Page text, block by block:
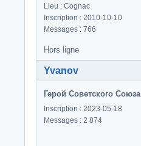
Lieu : Cognac
Inscription : 2010-10-10
Messages : 766
Hors ligne
Yvanov
Герой Советского Союза
Inscription : 2023-05-18
Messages : 2 874